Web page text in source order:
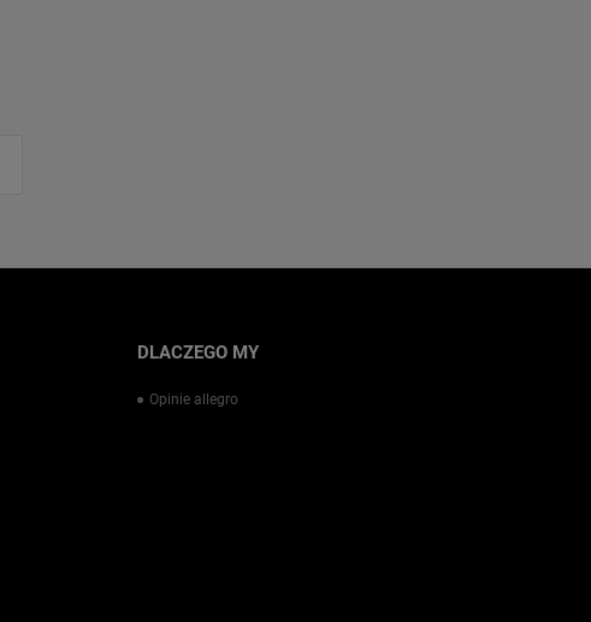
DLACZEGO MY
Opinie allegro